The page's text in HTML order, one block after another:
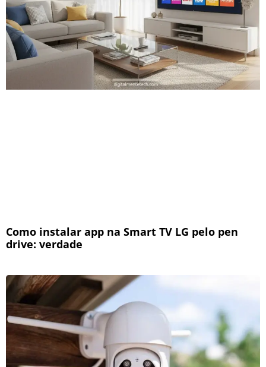
Como instalar app na Smart TV LG pelo pen
drive: verdade